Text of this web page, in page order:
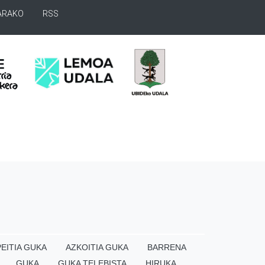
RSS
GUKA AZKOITIA GUKA
BARRENA